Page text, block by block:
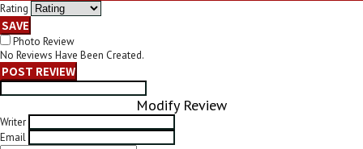
Rating
SAVE
Photo Review
No Reviews Have Been Created.
POST REVIEW
Modify Review
Writer
Email